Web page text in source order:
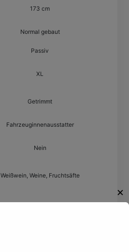
173 cm
Normal gebaut
Passiv
XL
Getrimmt
Fahrzeuginnenausstatter
Nein
Weißwein, Weine, Fruchtsäfte
✕